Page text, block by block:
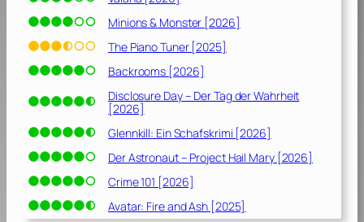
Minions & Monster [2026]
The Piano Tuner [2025]
Backrooms [2026]
Disclosure Day – Der Tag der Wahrheit
[2026]
Glennkill: Ein Schafskrimi [2026]
Der Astronaut – Project Hail Mary [2026]
Crime 101 [2026]
Avatar: Fire and Ash [2025]